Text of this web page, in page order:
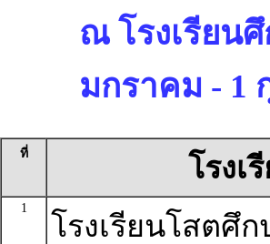
ณ โรงเรียน
มกราคม - 1
ที่ โรงเ
1
โรงเรียนโสตศึ